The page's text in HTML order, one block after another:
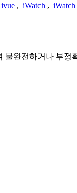
ivue , iWatch ,
완전하거나 부정